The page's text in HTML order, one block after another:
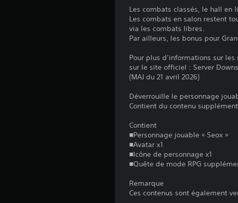
Les combats classés, le hall
Les combats en salon restent
via les combats libres.
Par ailleurs, les bonus pour
Pour plus d’informations sur
sur le site officiel : Server
(MAJ du 21 avril 2026)
Déverrouille le personnage
Contient du contenu
Contient
■Personnage jouable « Seox »
■Avatar x1
■Icône de personnage x1
■Quête de mode RPG
Remarque
Ces contenus sont également